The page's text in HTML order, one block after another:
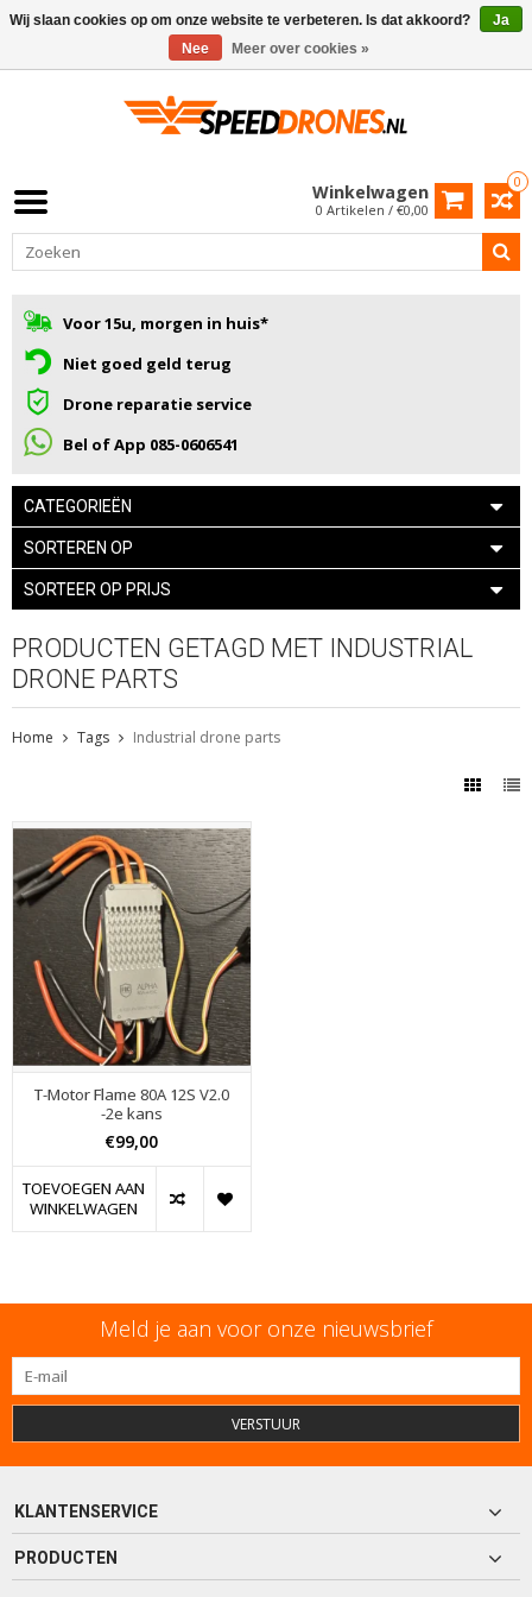
0
Winkelwagen
0 Artikelen / €0,00
Voor 15u, morgen in huis*
Niet goed geld terug
Drone reparatie service
Bel of App 085-0606541
CATEGORIEËN
SORTEREN OP
SORTEER OP PRIJS
PRODUCTEN GETAGD MET INDUSTRIAL
DRONE PARTS
Home Tags Industrial drone parts
T-Motor Flame 80A 12S V2.0
-2e kans
€99,00
TOEVOEGEN AAN
WINKELWAGEN
Meld je aan voor onze nieuwsbrief
VERSTUUR
KLANTENSERVICE
PRODUCTEN
Wij slaan cookies op om onze website te verbeteren. Is dat akkoord?
Ja
Nee
Meer over cookies »